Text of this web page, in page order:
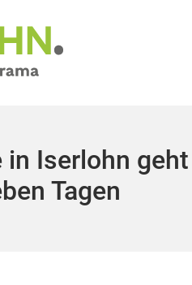
in Iserlohn
Tagen